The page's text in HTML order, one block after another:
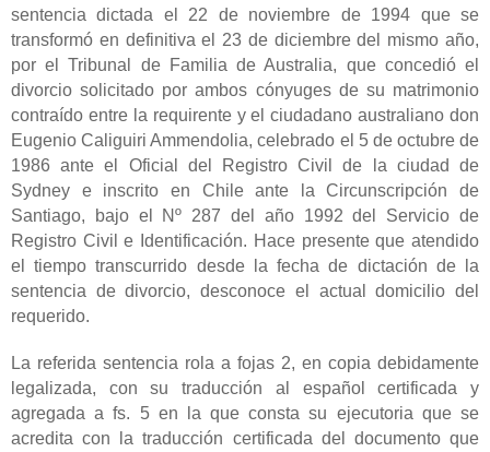
sentencia dictada el 22 de noviembre de 1994 que se
transformó en definitiva el 23 de diciembre del mismo año,
por el Tribunal de Familia de Australia, que concedió el
divorcio solicitado por ambos cónyuges de su matrimonio
contraído entre la requirente y el ciudadano australiano don
Eugenio Caliguiri Ammendolia, celebrado el 5 de octubre de
1986 ante el Oficial del Registro Civil de la ciudad de
Sydney e inscrito en Chile ante la Circunscripción de
Santiago, bajo el Nº 287 del año 1992 del Servicio de
Registro Civil e Identificación. Hace presente que atendido
el tiempo transcurrido desde la fecha de dictación de la
sentencia de divorcio, desconoce el actual domicilio del
requerido.
La referida sentencia rola a fojas 2, en copia debidamente
legalizada, con su traducción al español certificada y
agregada a fs. 5 en la que consta su ejecutoria que se
acredita con la traducción certificada del documento que